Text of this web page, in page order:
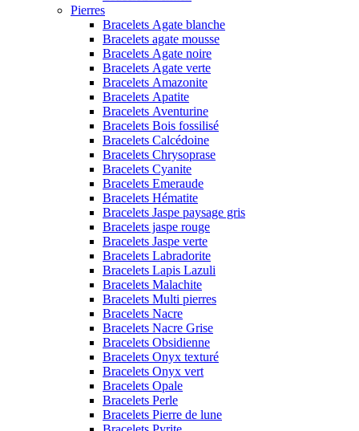
Pierres
Bracelets Agate blanche
Bracelets agate mousse
Bracelets Agate noire
Bracelets Agate verte
Bracelets Amazonite
Bracelets Apatite
Bracelets Aventurine
Bracelets Bois fossilisé
Bracelets Calcédoine
Bracelets Chrysoprase
Bracelets Cyanite
Bracelets Emeraude
Bracelets Hématite
Bracelets Jaspe paysage gris
Bracelets jaspe rouge
Bracelets Jaspe verte
Bracelets Labradorite
Bracelets Lapis Lazuli
Bracelets Malachite
Bracelets Multi pierres
Bracelets Nacre
Bracelets Nacre Grise
Bracelets Obsidienne
Bracelets Onyx texturé
Bracelets Onyx vert
Bracelets Opale
Bracelets Perle
Bracelets Pierre de lune